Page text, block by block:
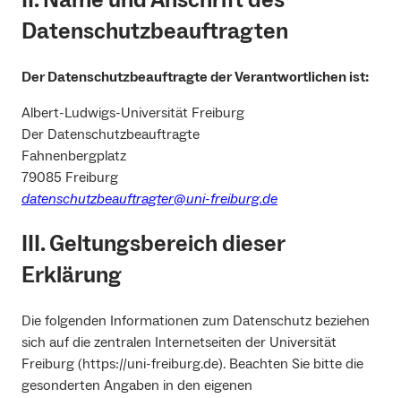
Datenschutzbeauftragten
Der Datenschutzbeauftragte der Verantwortlichen ist:
Albert-Ludwigs-Universität Freiburg
Der Datenschutzbeauftragte
Fahnenbergplatz
79085 Freiburg
datenschutzbeauftragter@uni-freiburg.de
III. Geltungsbereich dieser
Erklärung
Die folgenden Informationen zum Datenschutz beziehen
sich auf die zentralen Internetseiten der Universität
Freiburg (https://uni-freiburg.de). Beachten Sie bitte die
gesonderten Angaben in den eigenen